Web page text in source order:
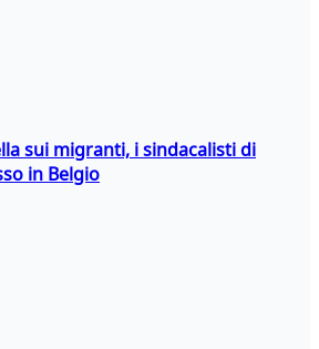
sui migranti, i sindacalisti di
in Belgio